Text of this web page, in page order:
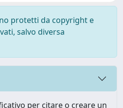
protetti da copyright e
salvo diversa
per citare o creare un